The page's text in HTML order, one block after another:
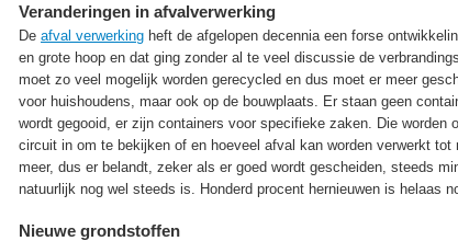
Veranderingen in afvalverwerking
De afval verwerking heft de afgelopen decennia een forse
en grote hoop en dat ging zonder al te veel discussie de
moet zo veel mogelijk worden gerecycled en dus moet er meer
voor huishoudens, maar ook op de bouwplaats. Er staan geen
wordt gegooid, er zijn containers voor specifieke zaken. Die worden
circuit in om te bekijken of en hoeveel afval kan worden verwerkt
meer, dus er belandt, zeker als er goed wordt gescheiden, steeds
natuurlijk nog wel steeds is. Honderd procent hernieuwen is helaas
Nieuwe grondstoffen